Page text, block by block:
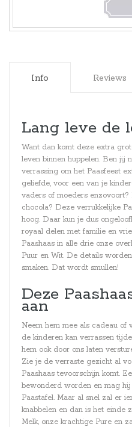
Info Reviews
Lang leve de
Want dan komt deze extra
leven binnen huppelen. Ben jij
verrassing om het Paasfeest
geliefde, voor een van je
vaders of moeders
chocola? Deze verrukkelijke
hoog. Daar kun je dus
royaal delen met familie en
Paashaas in alle drie onze
Puur en Wit. De details
smaken. Dat wordt smullen!
Deze
aan
Neem hem mee als cadeau of
de kinderen kan verrassen
hem ook door ons laten
Zie je de verraste gezicht al
Paashaas tevoorschijn komt.
bewonderd worden en mag
Paastafel. Maar al snel zal er
knabbelen en dan is het einde
Melk, onze krachtige Pure en